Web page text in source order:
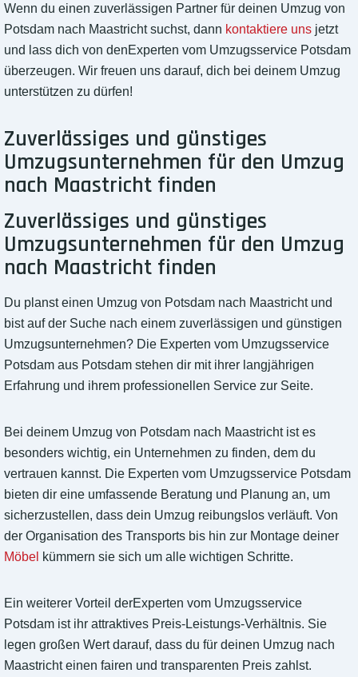
Wenn du einen zuverlässigen Partner für deinen Umzug von
Potsdam nach Maastricht suchst, dann kontaktiere uns jetzt
und lass dich von denExperten vom Umzugsservice Potsdam
überzeugen. Wir freuen uns darauf, dich bei deinem Umzug
unterstützen zu dürfen!
Zuverlässiges und günstiges
Umzugsunternehmen für den Umzug
nach Maastricht finden
Zuverlässiges und günstiges
Umzugsunternehmen für den Umzug
nach Maastricht finden
Du planst einen Umzug von Potsdam nach Maastricht und
bist auf der Suche nach einem zuverlässigen und günstigen
Umzugsunternehmen? Die Experten vom Umzugsservice
Potsdam aus Potsdam stehen dir mit ihrer langjährigen
Erfahrung und ihrem professionellen Service zur Seite.
Bei deinem Umzug von Potsdam nach Maastricht ist es
besonders wichtig, ein Unternehmen zu finden, dem du
vertrauen kannst. Die Experten vom Umzugsservice Potsdam
bieten dir eine umfassende Beratung und Planung an, um
sicherzustellen, dass dein Umzug reibungslos verläuft. Von
der Organisation des Transports bis hin zur Montage deiner
Möbel kümmern sie sich um alle wichtigen Schritte.
Ein weiterer Vorteil derExperten vom Umzugsservice
Potsdam ist ihr attraktives Preis-Leistungs-Verhältnis. Sie
legen großen Wert darauf, dass du für deinen Umzug nach
Maastricht einen fairen und transparenten Preis zahlst.